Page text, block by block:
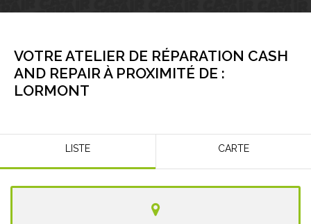
VOTRE ATELIER DE RÉPARATION CASH
AND REPAIR À PROXIMITÉ DE :
LORMONT
LISTE CARTE